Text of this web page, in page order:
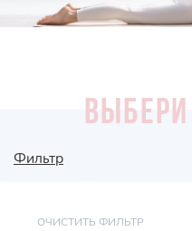
ВЫБЕРИ
Фильтр
ОЧИСТИТЬ ФИЛЬТР